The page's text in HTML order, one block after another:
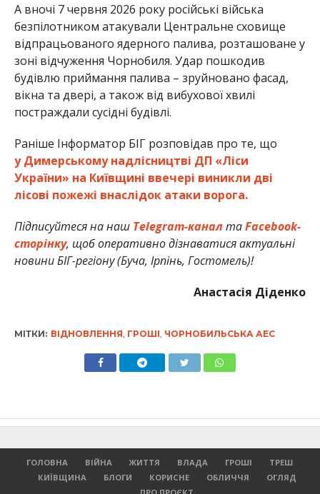
А вночі 7 червня 2026 року російські війська
безпілотником атакували Центральне сховище
відпрацьованого ядерного палива, розташоване у
зоні відчуження Чорнобиля. Удар пошкодив
будівлю приймання палива – зруйновано фасад,
вікна та двері, а також від вибухової хвилі
постраждали сусідні будівлі.
Раніше Інформатор БІГ розповідав про те, що
у Димерському надлісництві ДП «Ліси
України» на Київщині ввечері виникли дві
лісові пожежі внаслідок атаки ворога.
Підписуйтеся на наш Telegram-каналтаFacebook-
сторінку, щоб оперативно дізнаватися актуальні
новини БІГ-регіону (Буча, Ірпінь, Гостомель)!
Анастасія Діденко
МІТКИ: ВІДНОВЛЕННЯ ГРОШІ ЧОРНОБИЛЬСЬКА АЕС
ГОЛОВНА ВІЙНА ЖИТТЯ ВЛАДА ГРОШІ
ТРЕШ
КИЇВЩИНА
БЛОГИ КОРИСНЕ ОБЛИЧЧЯ
ОГЛЯД